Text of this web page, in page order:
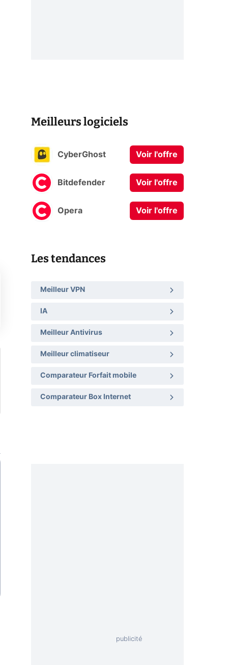
Meilleurs logiciels
CyberGhost Voir l'offre
Bitdefender Voir l'offre
Opera Voir l'offre
Les tendances
Meilleur VPN
IA
Meilleur Antivirus
Meilleur climatiseur
Comparateur Forfait mobile
Comparateur Box Internet